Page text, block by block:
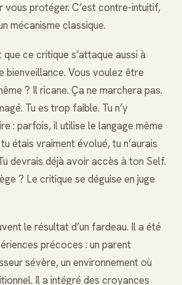
vous protéger. C’est contre-intuitif,
mécanisme classique.
ce critique s’attaque aussi à
bienveillance. Vous voulez être
? Il ricane. Ça ne marchera pas.
Tu es trop faible. Tu n’y
: parfois, il utilise le langage même
étais vraiment évolué, tu n’aurais
devrais déjà avoir accès à ton Self.
? Le critique se déguise en juge
le résultat d’un fardeau. Il a été
précoces : un parent
sévère, un environnement où
Il a intégré des croyances